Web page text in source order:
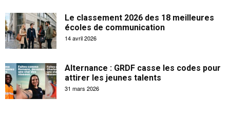
Le classement 2026 des 18 meilleures
écoles de communication
14 avril 2026
Alternance : GRDF casse les codes pour
attirer les jeunes talents
31 mars 2026